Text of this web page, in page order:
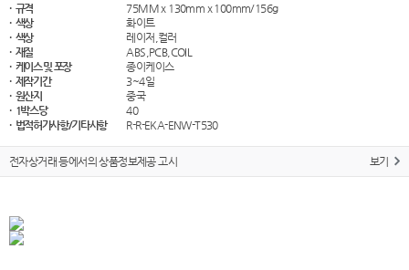
· 규격
75MM x 130mm x 100mm/156g
· 색상
화이트
· 색상
레이저,컬러
· 재질
ABS,PCB,COIL
· 케이스 및 포장
종이케이스
· 제작기간
3~4일
· 원산지
중국
· 1박스당
40
· 법적허가사항/기타사항
R-R-EKA-ENW-T530
전자상거래 등에서의 상품정보제공 고시 보기